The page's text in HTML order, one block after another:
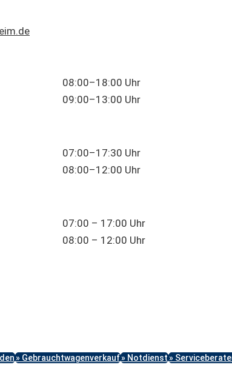
08:00–18:00 Uhr
09:00–13:00 Uhr
07:00–17:30 Uhr
08:00–12:00 Uhr
07:00 – 17:00 Uhr
08:00 – 12:00 Uhr
» Gebrauchtwagenverkauf» Notdienst»